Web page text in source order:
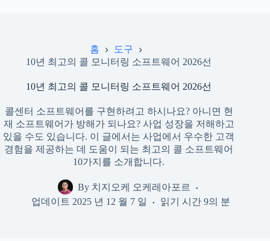
홈
도구
10년 최고의 콜 모니터링 소프트웨어 2026선
10년 최고의 콜 모니터링 소프트웨어 2026선
콜센터 소프트웨어를 구현하려고 하시나요? 아니면 현
재 소프트웨어가 방해가 되나요? 사업 성장을 저해하고
있을 수도 있습니다. 이 글에서는 사업에서 우수한 고객
경험을 제공하는 데 도움이 되는 최고의 콜 소프트웨어
10가지를 소개합니다.
By 치지오케 오케레아포르
업데이트 2025 년 12 월 7 일 읽기 시간 9의 분